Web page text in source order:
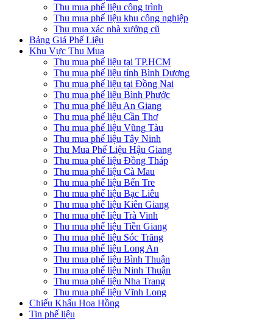
Thu mua phế liệu công trình
Thu mua phế liệu khu công nghiệp
Thu mua xác nhà xưởng cũ
Bảng Giá Phế Liệu
Khu Vực Thu Mua
Thu mua phế liệu tại TP.HCM
Thu mua phế liệu tỉnh Bình Dương
Thu mua phế liệu tại Đồng Nai
Thu mua phế liệu Bình Phước
Thu mua phế liệu An Giang
Thu mua phế liệu Cần Thơ
Thu mua phế liệu Vũng Tàu
Thu mua phế liệu Tây Ninh
Thu Mua Phế Liệu Hậu Giang
Thu mua phế liệu Đồng Tháp
Thu mua phế liệu Cà Mau
Thu mua phế liệu Bến Tre
Thu mua phế liệu Bạc Liêu
Thu mua phế liệu Kiên Giang
Thu mua phế liệu Trà Vinh
Thu mua phế liệu Tiền Giang
Thu mua phế liệu Sóc Trăng
Thu mua phế liệu Long An
Thu mua phế liệu Bình Thuận
Thu mua phế liệu Ninh Thuận
Thu mua phế liệu Nha Trang
Thu mua phế liệu Vĩnh Long
Chiếu Khấu Hoa Hồng
Tin phế liệu